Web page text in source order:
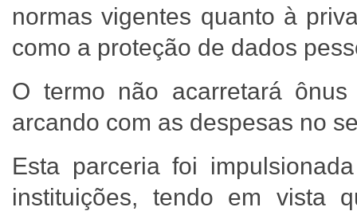
normas vigentes quanto à
como a proteção de dados
O termo não acarretará
arcando com as despesas no
Esta parceria foi
instituições, tendo em vista